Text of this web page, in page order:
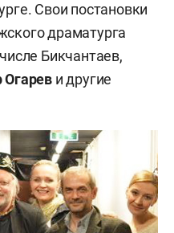
Свои постановки
драматурга
Бикчантаев,
Огарев и другие